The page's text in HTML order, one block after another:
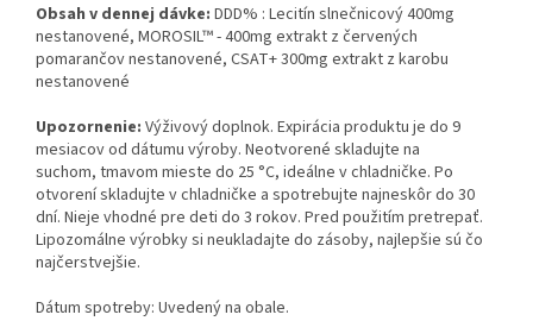
Obsah v dennej dávke: DDD% : Lecitín slnečnicový 400mg
nestanovené, MOROSIL™ - 400mg extrakt z červených
pomarančov nestanovené, CSAT+ 300mg extrakt z karobu
nestanovené
Upozornenie: Výživový doplnok. Expirácia produktu je do 9
mesiacov od dátumu výroby. Neotvorené skladujte na
suchom, tmavom mieste do 25 °C, ideálne v chladničke. Po
otvorení skladujte v chladničke a spotrebujte najneskôr do 30
dní. Nieje vhodné pre deti do 3 rokov. Pred použitím pretrepať.
Lipozomálne výrobky si neukladajte do zásoby, najlepšie sú čo
najčerstvejšie.
Dátum spotreby: Uvedený na obale.